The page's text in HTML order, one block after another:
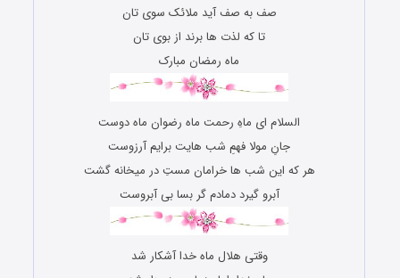
صف به صف آید ملائک سوی تان
تا که لذت ها برند از بوی تان
ماه رمضان مبارک
السلام ای ماهِ رحمت ماه رضوان ماه دوست
جانِ مولا فهمِ شب هایت برایم آرزوست
هر که این شب ها خرامان مستِ در میخانه گشت
آبرو گیرد دمادم گر بسا بی آبروست
وقتی هلال ماه خدا آشکار شد